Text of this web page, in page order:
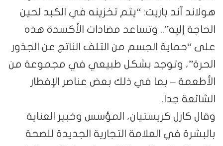
هولاند آند باريت: “يتم تخزينه في الكبد لحين
الحاجة إليه”.. وتساعد مضادات الأكسدة هذه
على “حماية الجسم من التلف الناتج عن الجذور
الحرة”، وتوجد بشكل طبيعي في مجموعة من
الأطعمة – بما في ذلك بعض عناصر الإفطار
الشائعة جدا.
وقال كارل كريستيان، المؤسس وخبير العناية
بالبشرة في العلامة التجارية الجديدة للصحة